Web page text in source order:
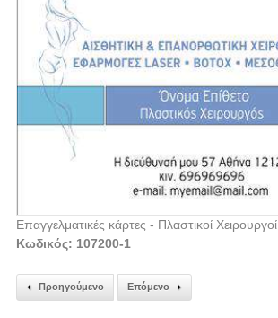
Επαγγελματικές κάρτες - Πλαστικοί Χειρουργοί
Κωδικός: 107200-1
Προηγούμενο Επόμενο